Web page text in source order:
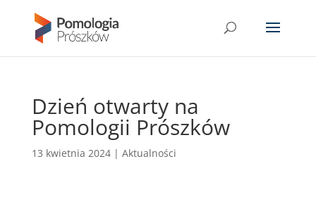
Dzień otwarty na
Pomologii Prószków
13 kwietnia 2024| Aktualności